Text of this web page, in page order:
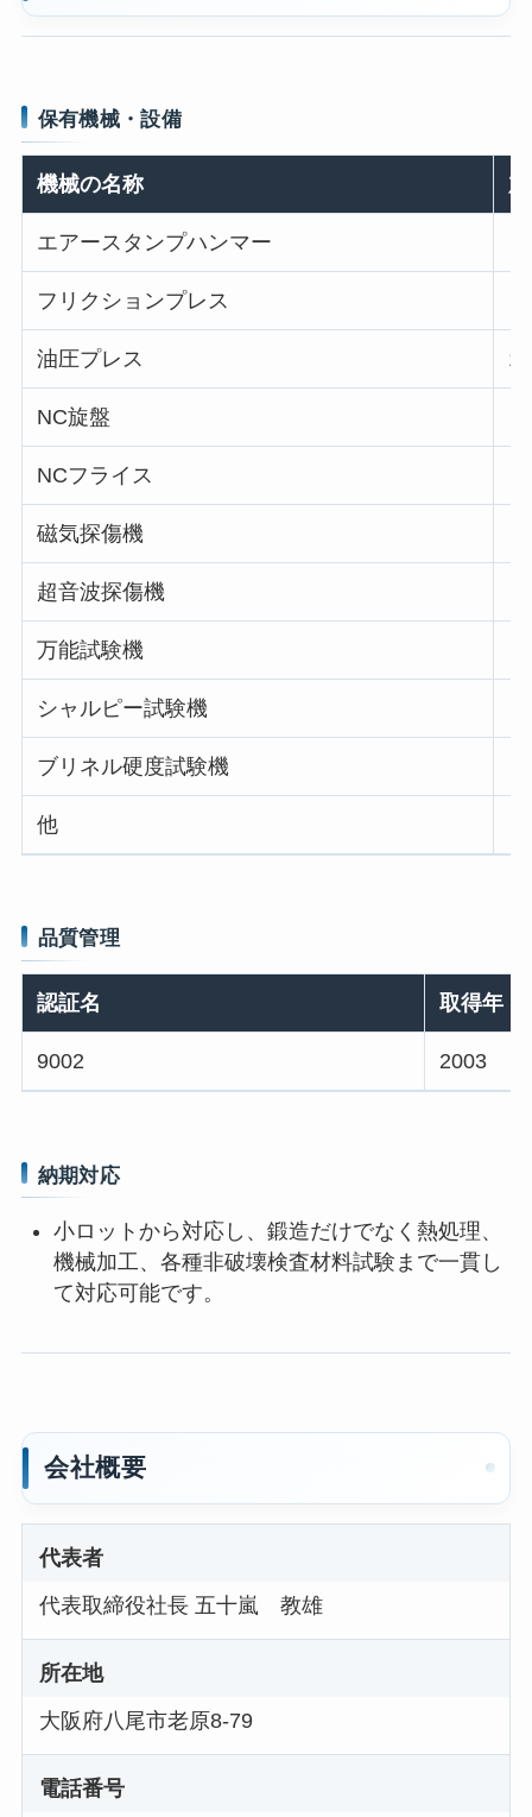
保有機械・設備
機械の名称
エアースタンプハンマー
フリクションプレス
油圧プレス
NC旋盤
NCフライス
磁気探傷機
超音波探傷機
万能試験機
シャルピー試験機
ブリネル硬度試験機
他
品質管理
認証名 取得年
9002 2003
納期対応
小ロットから対応し、鍛造だけでなく熱処理、
機械加工、各種非破壊検査材料試験まで一貫し
て対応可能です。
会社概要
代表者
代表取締役社長 五十嵐 教雄
所在地
大阪府八尾市老原8-79
電話番号